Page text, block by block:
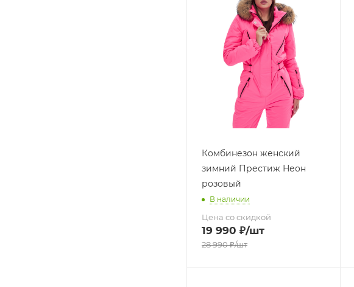
Комбинезон женский
зимний Престиж Неон
розовый
В наличии
Цена со скидкой
19 990 ₽/шт
28 990₽/шт